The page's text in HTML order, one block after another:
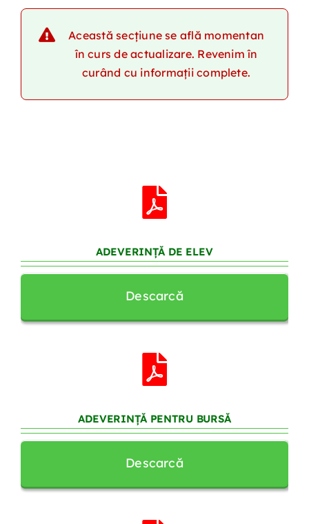
Contact
Această secțiune se află momentan
în curs de actualizare. Revenim în
curând cu informații complete.
ADEVERINȚĂ DE ELEV
Descarcă
ADEVERINȚĂ PENTRU BURSĂ
Descarcă